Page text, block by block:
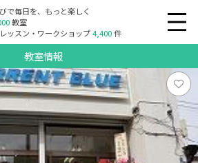
で毎日を、もっと楽しく
教室
ッスン・ワークショップ4,400件
教室情報